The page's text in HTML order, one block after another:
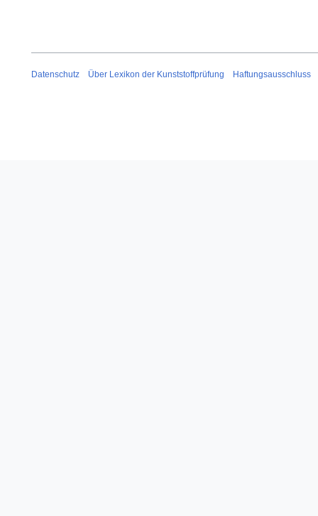
Datenschutz Über Lexikon der Kunststoffprüfung Haftungsausschluss